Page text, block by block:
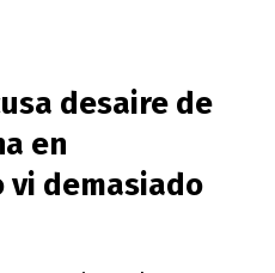
desaire de
en
vi demasiado